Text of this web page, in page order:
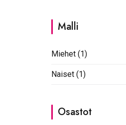
Malli
Miehet (1)
Naiset (1)
Osastot